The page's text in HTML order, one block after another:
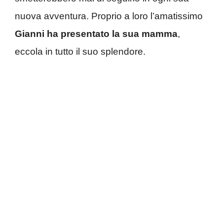
nuova avventura. Proprio a loro l’amatissimo
Gianni ha presentato la sua mamma,
eccola in tutto il suo splendore.